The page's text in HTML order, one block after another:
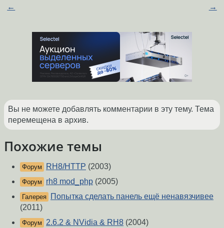
← →
Вы не можете добавлять комментарии в эту тему. Тема
перемещена в архив.
Похожие темы
Форум RH8/HTTP (2003)
Форум rh8 mod_php (2005)
Галерея
Попытка сделать панель ещё ненавязчивее
(2011)
Форум 2.6.2 & NVidia & RH8 (2004)